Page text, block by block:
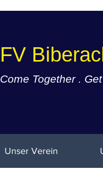
FV
Come Together .
Unser Verein